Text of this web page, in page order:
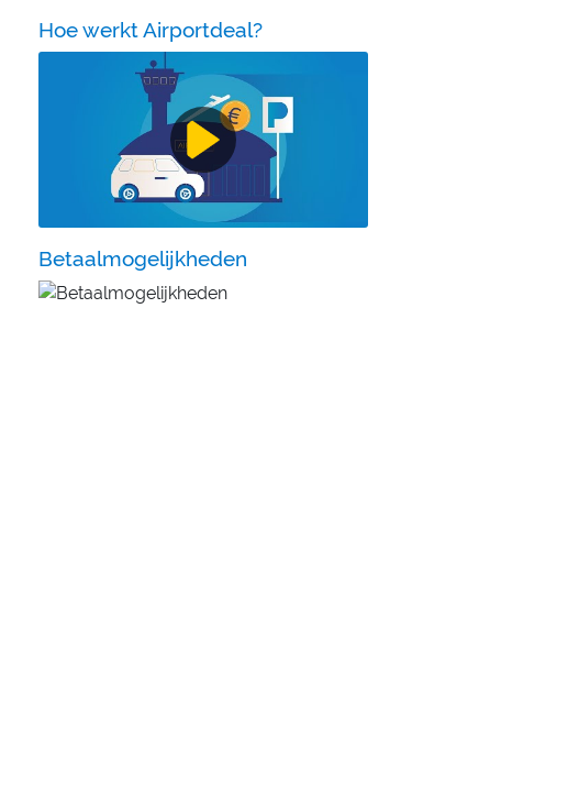
Hoe werkt Airportdeal?
Betaalmogelijkheden